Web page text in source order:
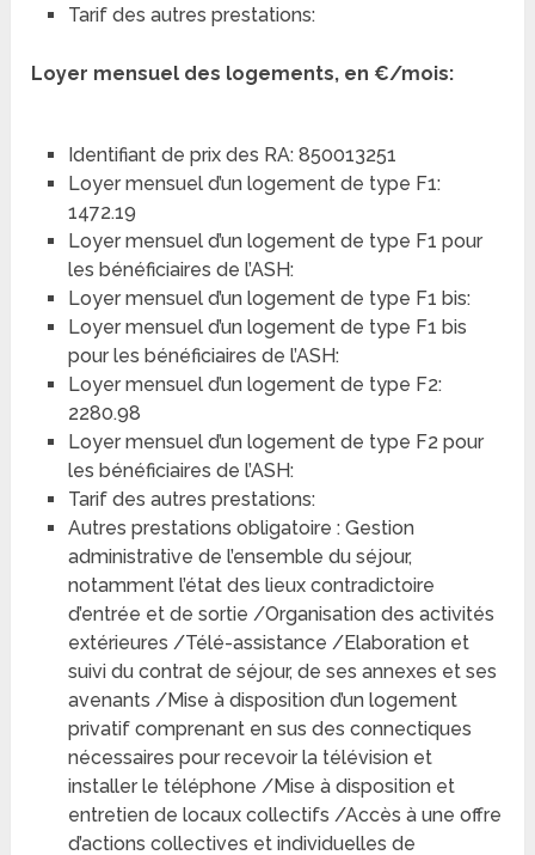
Tarif des autres prestations:
Loyer mensuel des logements, en €/mois:
Identifiant de prix des RA: 850013251
Loyer mensuel d’un logement de type F1:
1472.19
Loyer mensuel d’un logement de type F1 pour
les bénéficiaires de l’ASH:
Loyer mensuel d’un logement de type F1 bis:
Loyer mensuel d’un logement de type F1 bis
pour les bénéficiaires de l’ASH:
Loyer mensuel d’un logement de type F2:
2280.98
Loyer mensuel d’un logement de type F2 pour
les bénéficiaires de l’ASH:
Tarif des autres prestations:
Autres prestations obligatoire : Gestion
administrative de l’ensemble du séjour,
notamment l’état des lieux contradictoire
d’entrée et de sortie /Organisation des activités
extérieures /Télé-assistance /Elaboration et
suivi du contrat de séjour, de ses annexes et ses
avenants /Mise à disposition d’un logement
privatif comprenant en sus des connectiques
nécessaires pour recevoir la télévision et
installer le téléphone /Mise à disposition et
entretien de locaux collectifs /Accès à une offre
d’actions collectives et individuelles de